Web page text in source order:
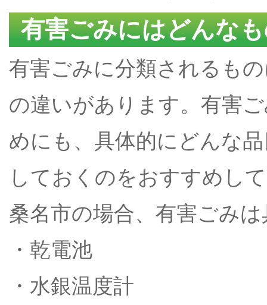
有害ごみにはどんな
有害ごみに分類されるも
の違いがあります。有害
めにも、具体的にどんな
しておくのをおすすめし
桑名市の場合、有害ごみ
・乾電池
・水銀温度計